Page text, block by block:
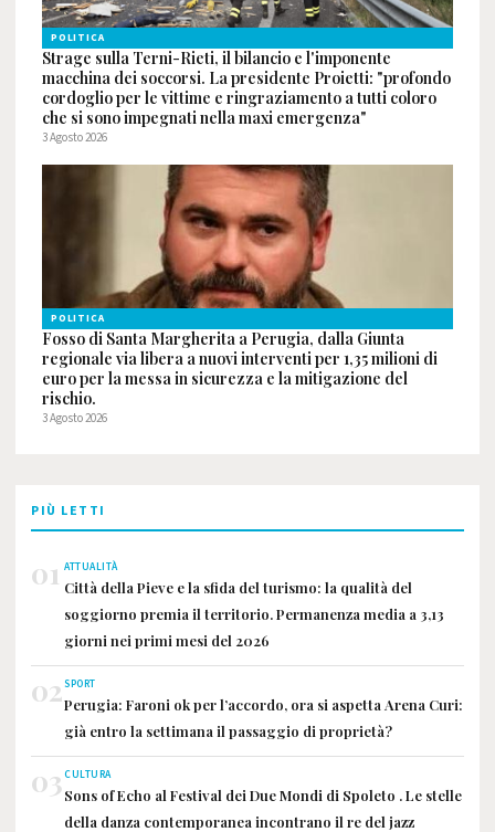
POLITICA
Strage sulla Terni-Rieti, il bilancio e l'imponente
macchina dei soccorsi. La presidente Proietti: "profondo
cordoglio per le vittime e ringraziamento a tutti coloro
che si sono impegnati nella maxi emergenza"
3 Agosto 2026
POLITICA
Fosso di Santa Margherita a Perugia, dalla Giunta
regionale via libera a nuovi interventi per 1,35 milioni di
euro per la messa in sicurezza e la mitigazione del
rischio.
3 Agosto 2026
PIÙ LETTI
01 ATTUALITÀ
Città della Pieve e la sfida del turismo: la qualità del
soggiorno premia il territorio. Permanenza media a 3,13
giorni nei primi mesi del 2026
02SPORT
Perugia: Faroni ok per l’accordo, ora si aspetta Arena Curi:
già entro la settimana il passaggio di proprietà?
03CULTURA
Sons of Echo al Festival dei Due Mondi di Spoleto . Le stelle
della danza contemporanea incontrano il re del jazz